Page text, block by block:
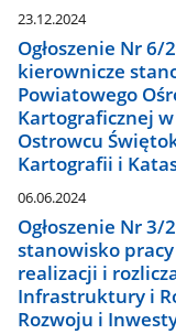
23.12.2024
Ogłoszenie Nr
kierownicze
Powiatowego
Kartograficznej
Ostrowcu
Kartografii i
06.06.2024
Ogłoszenie Nr
stanowisko
realizacji i
Infrastruktury i
Rozwoju i